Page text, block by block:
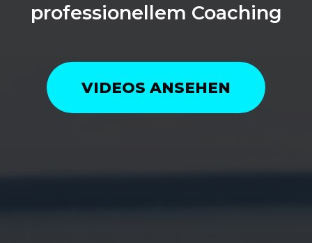
professionellem Coaching
VIDEOS ANSEHEN